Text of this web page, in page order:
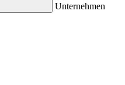
Unternehmen